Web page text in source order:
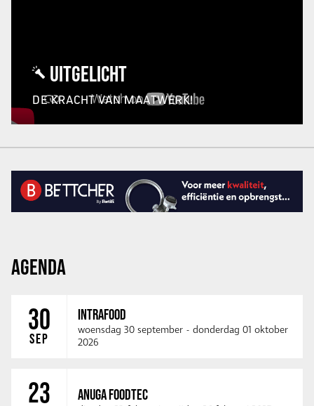
UITGELICHT
DE KRACHT VAN MAATWERK!
AGENDA
30
SEP
INTRAFOOD
woensdag 30 september - donderdag 01 oktober
2026
23 ANUGA FOODTEC